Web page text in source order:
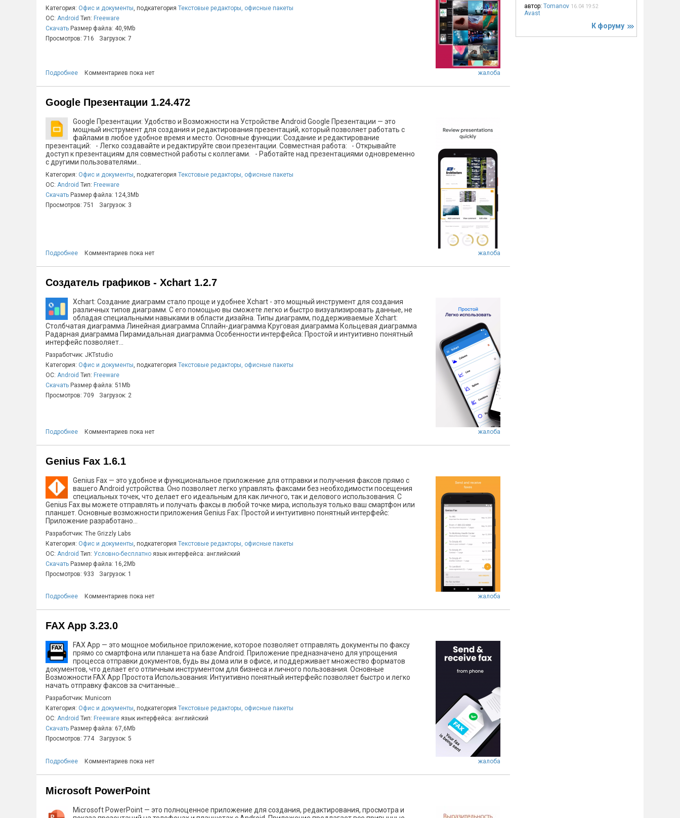
Категория: Офис и документы, подкатегория Текстовые редакторы, офисные пакеты
ОС: Android Тип: Freeware
Скачать Размер файла: 40,9Mb
Просмотров: 716
Загрузок: 7
Подробнее Комментариев пока нет жалоба
Google Презентации 1.24.472
Google Презентации: Удобство и Возможности на Устройстве Android Google Презентации — это
мощный инструмент для создания и редактирования презентаций, который позволяет работать с
файлами в любое удобное время и место. Основные функции: Создание и редактирование
презентаций: - Легко создавайте и редактируйте свои презентации. Совместная работа: - Открывайте
доступ к презентациям для совместной работы с коллегами. - Работайте над презентациями одновременно
с другими пользователями...
Категория: Офис и документы, подкатегория Текстовые редакторы, офисные пакеты
ОС: Android Тип: Freeware
Скачать Размер файла: 124,3Mb
Просмотров: 751
Загрузок: 3
Подробнее Комментариев пока нет жалоба
Создатель графиков - Xchart 1.2.7
Xchart: Создание диаграмм стало проще и удобнее Xchart - это мощный инструмент для создания
различных типов диаграмм. С его помощью вы сможете легко и быстро визуализировать данные, не
обладая специальными навыками в области дизайна. Типы диаграмм, поддерживаемые Xchart:
Столбчатая диаграмма Линейная диаграмма Сплайн-диаграмма Круговая диаграмма Кольцевая диаграмма
Радарная диаграмма Пирамидальная диаграмма Особенности интерфейса: Простой и интуитивно понятный
интерфейс позволяет...
Разработчик: JKTstudio
Категория: Офис и документы, подкатегория Текстовые редакторы, офисные пакеты
ОС: Android Тип: Freeware
Скачать Размер файла: 51Mb
Просмотров: 709
Загрузок: 2
Подробнее Комментариев пока нет жалоба
Genius Fax 1.6.1
Genius Fax — это удобное и функциональное приложение для отправки и получения факсов прямо с
вашего Android устройства. Оно позволяет легко управлять факсами без необходимости посещения
специальных точек, что делает его идеальным для как личного, так и делового использования. С
Genius Fax вы можете отправлять и получать факсы в любой точке мира, используя только ваш смартфон или
планшет. Основные возможности приложения Genius Fax: Простой и интуитивно понятный интерфейс:
Приложение разработано...
Разработчик: The Grizzly Labs
Категория: Офис и документы, подкатегория Текстовые редакторы, офисные пакеты
ОС: Android Тип: Условно-бесплатно язык интерфейса: английский
Скачать Размер файла: 16,2Mb
Просмотров: 933
Загрузок: 1
Подробнее Комментариев пока нет жалоба
FAX App 3.23.0
FAX App — это мощное мобильное приложение, которое позволяет отправлять документы по факсу
прямо со смартфона или планшета на базе Android. Приложение предназначено для упрощения
процесса отправки документов, будь вы дома или в офисе, и поддерживает множество форматов
документов, что делает его отличным инструментом для бизнеса и личного пользования. Основные
Возможности FAX App Простота Использования: Интуитивно понятный интерфейс позволяет быстро и легко
начать отправку факсов за считанные...
Разработчик: Municorn
Категория: Офис и документы, подкатегория Текстовые редакторы, офисные пакеты
ОС: Android Тип: Freeware язык интерфейса: английский
Скачать Размер файла: 67,6Mb
Просмотров: 774
Загрузок: 5
Подробнее Комментариев пока нет жалоба
Microsoft PowerPoint
Microsoft PowerPoint — это полноценное приложение для создания, редактирования, просмотра и
автор: Tomanov 16.04 19:52
Avast
К форуму